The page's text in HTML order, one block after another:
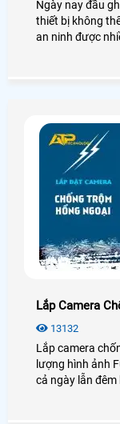
Ngày nay đầu
thiết bị không
an ninh được
Lắp Camera
13132
Lắp camera
lượng hình ảnh
cả ngày lẫn